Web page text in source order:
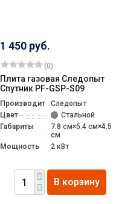
1 450 руб.
(0)
Плита газовая Следопыт
Спутник PF-GSP-S09
ПроизводительСледопыт
Цвет
Стальной
Габариты
7.8 см×5.4 см×4.5
см
Мощность
2 кВт
В корзину